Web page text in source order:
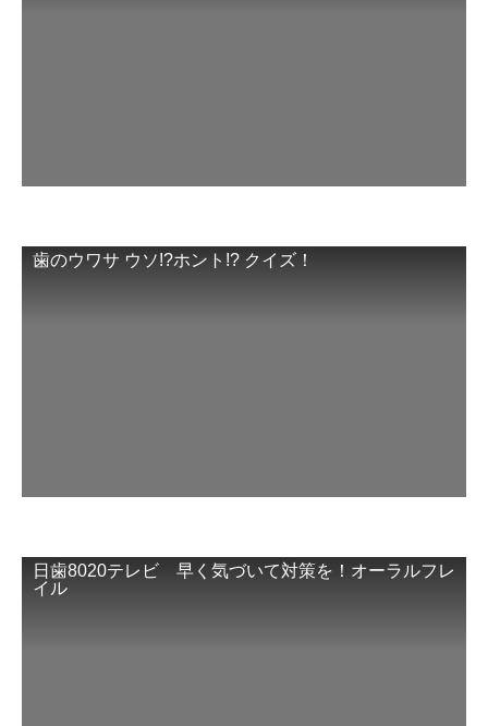
歯のウワサ ウソ!?ホント!? クイズ！
日歯8020テレビ 早く気づいて対策を！オーラルフレ
イル